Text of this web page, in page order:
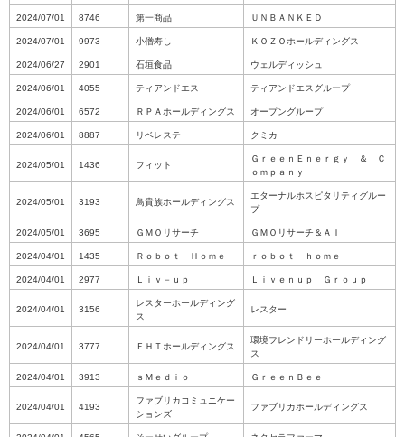
2024/07/01 8746 第一商品 ＵＮＢＡＮＫＥＤ
2024/07/01 9973 小僧寿し ＫＯＺＯホールディングス
2024/06/27 2901 石垣食品 ウェルディッシュ
2024/06/01 4055 ティアンドエス ティアンドエスグループ
2024/06/01 6572 ＲＰＡホールディングス オープングループ
2024/06/01 8887 リベレステ クミカ
2024/05/01 1436 フィット
ＧｒｅｅｎＥｎｅｒｇｙ ＆ Ｃ
ｏｍｐａｎｙ
2024/05/01 3193 鳥貴族ホールディングス
エターナルホスピタリティグルー
プ
2024/05/01 3695 ＧＭＯリサーチ ＧＭＯリサーチ＆ＡＩ
2024/04/01 1435 Ｒｏｂｏｔ Ｈｏｍｅ ｒｏｂｏｔ ｈｏｍｅ
2024/04/01 2977 Ｌｉｖ－ｕｐ Ｌｉｖｅｎｕｐ Ｇｒｏｕｐ
2024/04/01 3156
レスターホールディング
ス
レスター
2024/04/01 3777 ＦＨＴホールディングス
環境フレンドリーホールディング
ス
2024/04/01 3913 ｓＭｅｄｉｏ ＧｒｅｅｎＢｅｅ
2024/04/01 4193
ファブリカコミュニケー
ションズ
ファブリカホールディングス